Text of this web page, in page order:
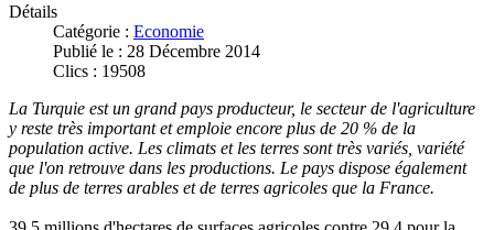
Détails
Catégorie : Economie
Publié le : 28 Décembre 2014
Clics : 19508
La Turquie est un grand pays producteur, le secteur de l'agriculture
y reste très important et emploie encore plus de 20 % de la
population active. Les climats et les terres sont très variés, variété
que l'on retrouve dans les productions. Le pays dispose également
de plus de terres arables et de terres agricoles que la France.